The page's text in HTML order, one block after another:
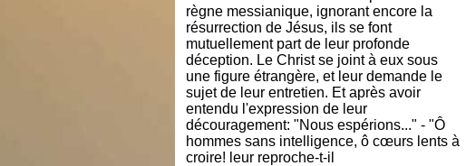
règne messianique, ignorant encore la
résurrection de Jésus, ils se font
mutuellement part de leur profonde
déception. Le Christ se joint à eux sous
une figure étrangère, et leur demande le
sujet de leur entretien. Et après avoir
entendu l'expression de leur
découragement: "Nous espérions..." - "Ô
hommes sans intelligence, ô cœurs lents à
croire! leur reproche-t-il